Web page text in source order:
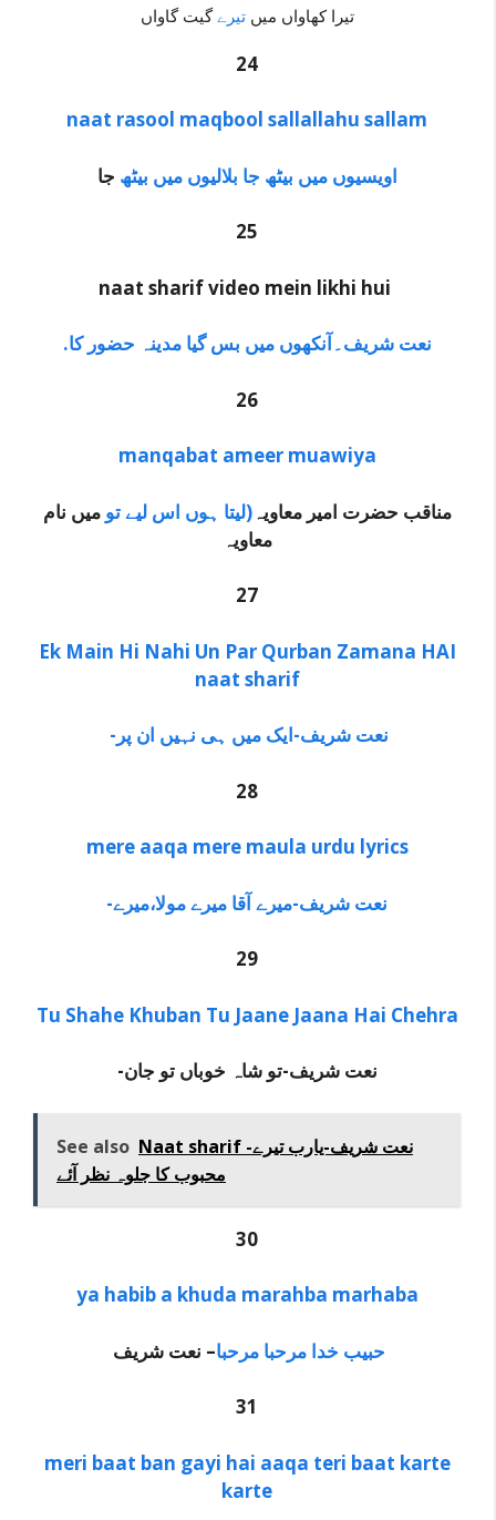
تیرا کھاواں میںتیرے گیت گاواں
24
naat rasool maqbool sallallahu sallam
اویسیوں میں بیٹھ جا بلالیوں میں بیٹھ جا
25
naat sharif video mein likhi hui
.نعت شریف۔آنکھوں میں بس گیا مدینہ حضور کا
26
manqabat ameer muawiya
مناقب حضرت امیر معاویہ(لیتا ہوں اس لیے تو میں نام
معاویہ
27
Ek Main Hi Nahi Un Par Qurban Zamana HAI
naat sharif
-نعت شریف-ایک میں ہی نہیں ان پر
28
mere aaqa mere maula urdu lyrics
29
Tu Shahe Khuban Tu Jaane Jaana Hai Chehra
-نعت شریف-تو شاہ خوباں تو جان
See also Naat sharif -نعت شریف-یارب تیرے
محبوب کا جلوہ نظر آئے
30
ya habib a khuda marahba marhaba
حبیب خدا مرحبا مرحبا– نعت شریف
31
meri baat ban gayi hai aaqa teri baat karte
karte